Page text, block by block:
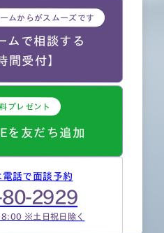
ムからがスムーズです
ムで相談する
間受付】
プレゼント
を友だち追加
話で面談予約
2929
※土日祝日除く